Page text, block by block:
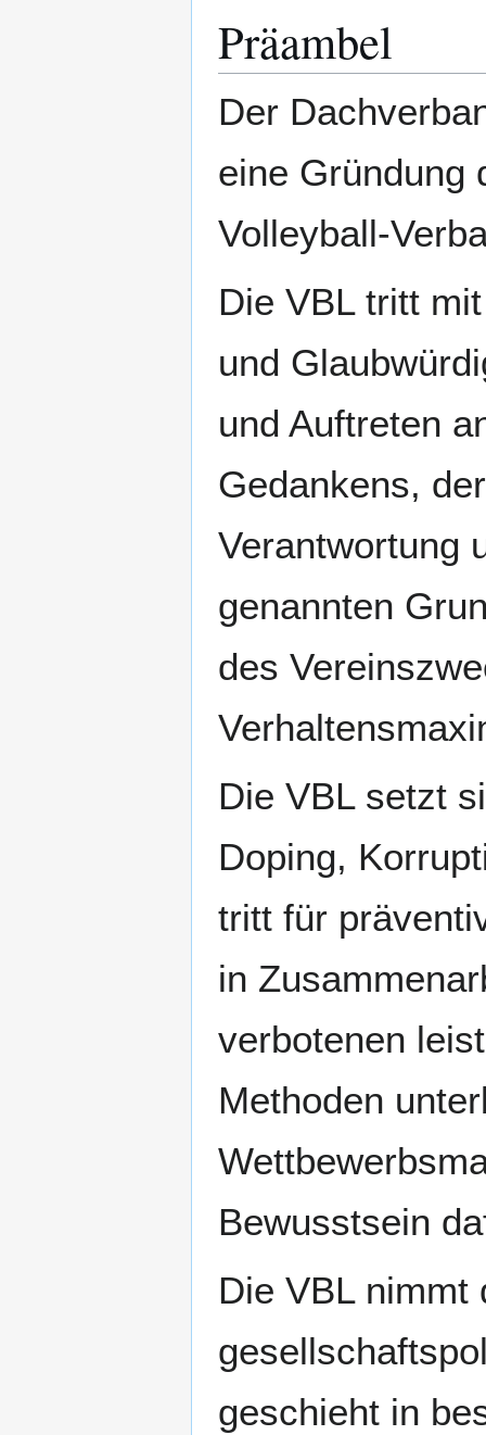
Präambel
Der
eine Gründung
Volleyball-
Die VBL tritt
und
und Auftreten
Gedankens,
Verantwortung
genannten
des
Die VBL setzt
Doping,
tritt für
in
verbotenen
Methoden
Bewusstsein
Die VBL nimmt
geschieht in